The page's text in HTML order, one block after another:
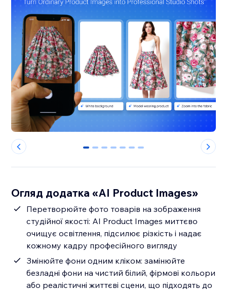
0 1 2 3 4 5 6
Огляд додатка «AI Product Images»
Перетворюйте фото товарів на зображення
студійної якості: AI Product Images миттєво
очищує освітлення, підсилює різкість і надає
кожному кадру професійного вигляду
Змінюйте фони одним кліком: замінюйте
безладні фони на чистий білий, фірмові кольори
або реалістичні життєві сцени, що підходять до